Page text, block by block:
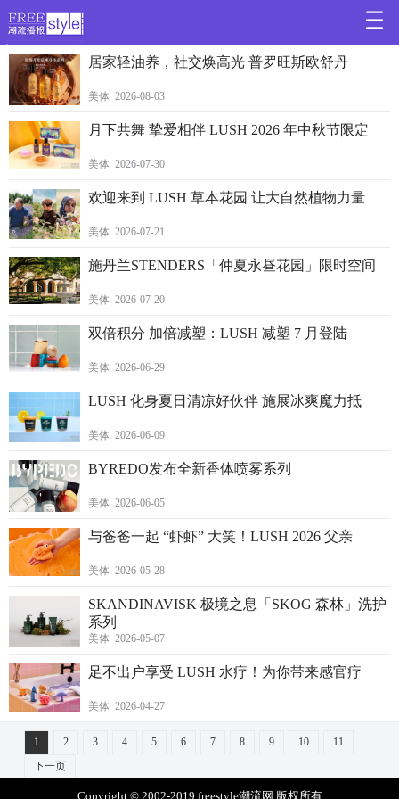
>
居家轻油养，社交焕高光 普罗旺斯欧舒丹
美体 2026-08-03
月下共舞 挚爱相伴 LUSH 2026 年中秋节限定
美体 2026-07-30
欢迎来到 LUSH 草本花园 让大自然植物力量
美体 2026-07-21
施丹兰STENDERS「仲夏永昼花园」限时空间
美体 2026-07-20
双倍积分 加倍减塑：LUSH 减塑 7 月登陆
美体 2026-06-29
LUSH 化身夏日清凉好伙伴 施展冰爽魔力抵
美体 2026-06-09
BYREDO发布全新香体喷雾系列
美体 2026-06-05
与爸爸一起 “虾虾” 大笑！LUSH 2026 父亲
美体 2026-05-28
SKANDINAVISK 极境之息「SKOG 森林」洗护
系列
美体 2026-05-07
足不出户享受 LUSH 水疗！为你带来感官疗
美体 2026-04-27
1 2 3 4 5 6 7 8 9 10
11
下一页
Copyright © 2002-2019 freestyle潮流网 版权所有